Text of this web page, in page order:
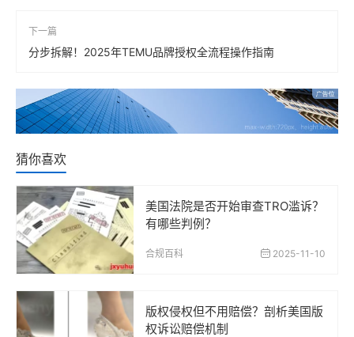
下一篇
分步拆解！2025年TEMU品牌授权全流程操作指南
猜你喜欢
美国法院是否开始审查TRO滥诉？
有哪些判例？
合规百科 2025-11-10
版权侵权但不用赔偿？剖析美国版
权诉讼赔偿机制